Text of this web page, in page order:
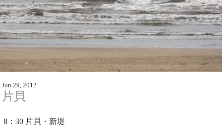
Jun 29, 2012
片貝
8：30片貝・新堤